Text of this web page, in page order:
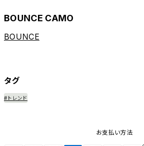
BOUNCE CAMO
BOUNCE
タグ
#トレンド
お支払い方法